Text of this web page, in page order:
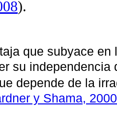
).
que subyace
su independencia
depende de la
y Shama, 2000